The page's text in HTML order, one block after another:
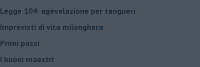
Legge 104: agevolazione per tangueri
Imprevisti di vita milonghera
Primi passi
I buoni maestri